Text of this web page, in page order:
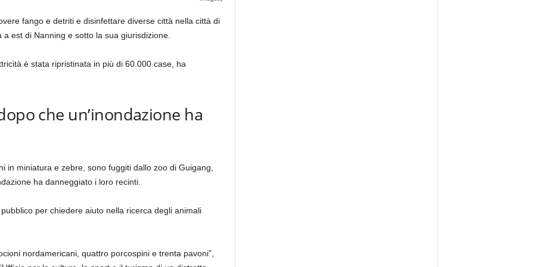
fango e detriti e disinfettare diverse città nella città di
est di Nanning e sotto la sua giurisdizione.
è stata ripristinata in più di 60.000 case, ha
che un’inondazione ha
in miniatura e zebre, sono fuggiti dallo zoo di Guigang,
ha danneggiato i loro recinti.
per chiedere aiuto nella ricerca degli animali
nordamericani, quattro porcospini e trenta pavoni”,